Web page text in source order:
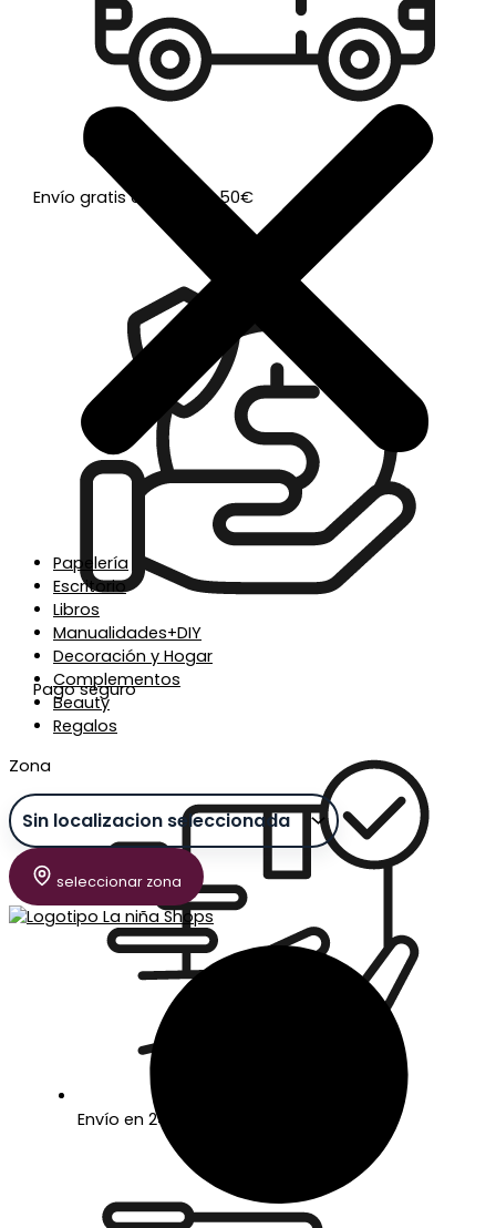
Papelería
Escritorio
Libros
Manualidades+DIY
Decoración y Hogar
Complementos
Beauty
Regalos
Zona
seleccionar zona
Envío gratis a partir de 50€
Pago seguro
Envío en 24/48 horas laborables